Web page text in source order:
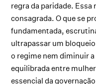
regra da paridade.
consagrada. O que se
fundamentada,
ultrapassar um
o regime nem diminuir
equilibrada entre
essencial da